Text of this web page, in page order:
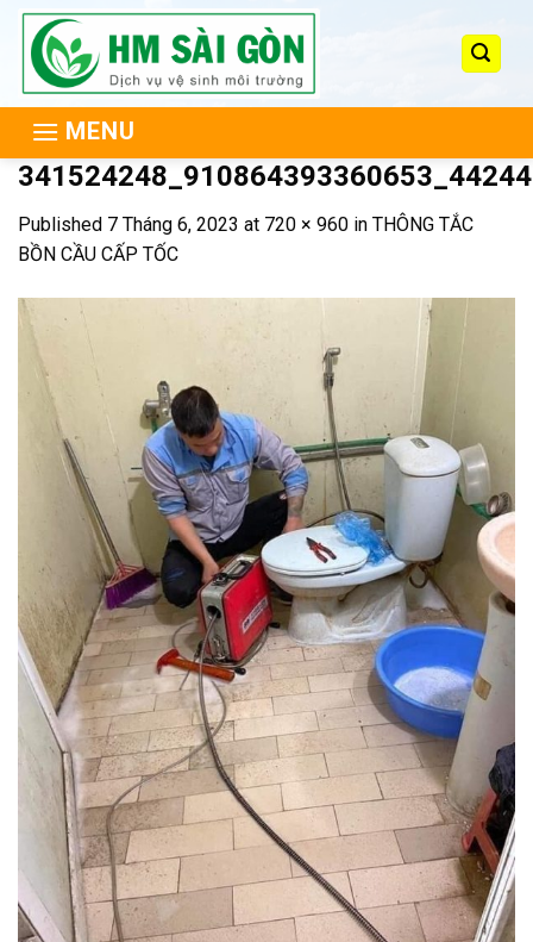
Skip
content
MENU
Published 7 Tháng 6, 2023 at 720 × 960 in THÔNG TẮC
BỒN CẦU CẤP TỐC